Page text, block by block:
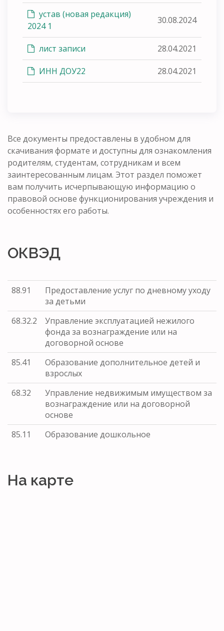
устав (новая редакция)
2024 1
30.08.2024
лист записи 28.04.2021
ИНН ДОУ22 28.04.2021
Все документы предоставлены в удобном для
скачивания формате и доступны для ознакомления
родителям, студентам, сотрудникам и всем
заинтересованным лицам. Этот раздел поможет
вам получить исчерпывающую информацию о
правовой основе функционирования учреждения и
особенностях его работы.
ОКВЭД
88.91
Предоставление услуг по дневному уходу
за детьми
68.32.2
Управление эксплуатацией нежилого
фонда за вознаграждение или на
договорной основе
85.41
Образование дополнительное детей и
взрослых
68.32
Управление недвижимым имуществом за
вознаграждение или на договорной
основе
85.11
Образование дошкольное
На карте